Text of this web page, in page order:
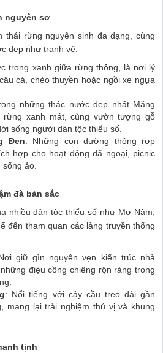
nguyên sơ
thái rừng nguyên sinh đa dạng, cùng
đẹp như tranh vẽ:
trong xanh giữa rừng thông, là nơi lý
cá, chèo thuyền hoặc ngồi xe ngựa
những thác nước đẹp nhất Măng
xanh mát, cùng vườn tượng gỗ
sống người dân tộc thiểu số.
Đen: Những con đường thông rợp
hợp cho hoạt động dã ngoại, picnic
ảo.
đà bản sắc
nhiều dân tộc thiểu số như Mơ Nâm,
đến tham quan các làng truyền thống
giữ gìn nguyên vẹn kiến trúc nhà
điệu cồng chiêng rộn ràng trong
: Nổi tiếng với cây cầu treo dài gần
mang lại trải nghiệm thú vị và khung
tịnh